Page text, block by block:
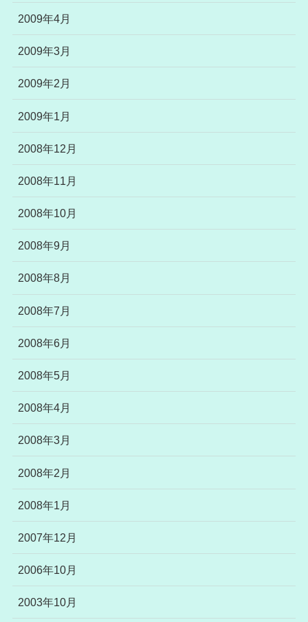
2009年4月
2009年3月
2009年2月
2009年1月
2008年12月
2008年11月
2008年10月
2008年9月
2008年8月
2008年7月
2008年6月
2008年5月
2008年4月
2008年3月
2008年2月
2008年1月
2007年12月
2006年10月
2003年10月